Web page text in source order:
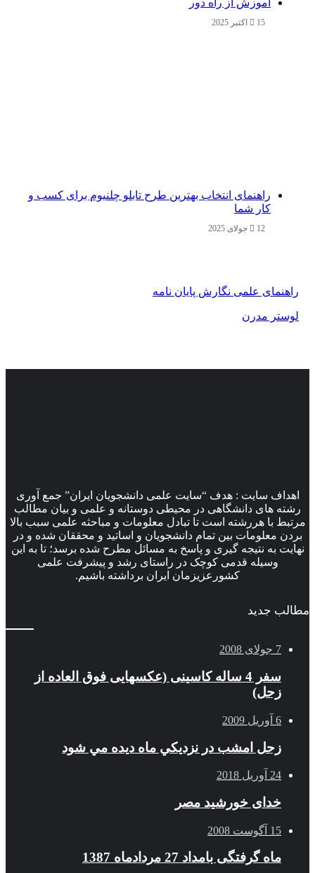
آموزش از راه دور
15 اکتبر 2025
راهنمای انتخاب بهترین طرح تابلو چلنیوم برای کسب و
کار شما
12 جولای 2025
راهنمای علمی نگارش پایان نامه
لوستر مدرن
اهداف سایت : هدف “سایت علمی دانشجویان ایران” جمع آوری
رشته های دانشگاهی در محیطی دوستانه و علمی و بیان مطالب
مرتبط با هررشته است تا تبادل معلومات و مباحثه علمی سبب بالا
بردن معلومات بین تمام دانشجویان و اساتید و محققان شده و در
نهایت به نتیجه گیری و پاسخ به مسائل مطرح شده برسد؛ تا به این
وسیله قدمی کوچک در راستای رشد و پیشرفت علمی
کشورعزیزمان ایران برداشته باشیم.
مطالب جدید
7 جولای 2008
سفر 4 ساله کاسینی (عکسهایی فوق العاده از
زحل)
6 آوریل 2009
زحل امشب در نزديكي ماه ديده مي شود
24 آوریل 2018
خدای خورشید مصر
15 آگوست 2008
ماه گرفتگی بامداد 27 مردادماه 1387